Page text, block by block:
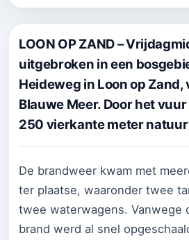
LOON OP ZAND –
uitgebroken in een
Heideweg in Loon op Zand,
Blauwe Meer. Door het
250 vierkante meter
De brandweer kwam met
ter plaatse, waaronder twee
twee waterwagens. Vanwege
brand werd al snel